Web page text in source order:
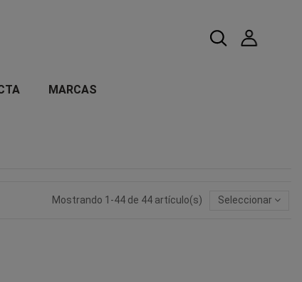
MARCAS
Mostrando 1-44 de 44 artículo(s) Seleccionar